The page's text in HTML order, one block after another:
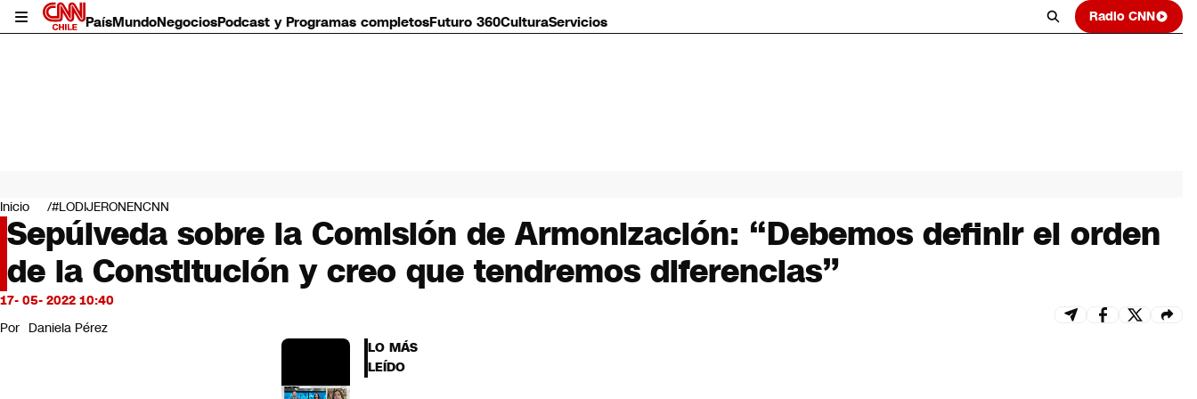
PaísMundoNegociosPodcast y Programas completosFuturo 360CulturaServicios Radio CNN
Mundo
Negocios
Deportes
Programas completos
Cultura
Servicios
Bits
CNN Data
Inicio #LODIJERONENCNN
Sepúlveda sobre la Comisión de Armonización: “Debemos definir el orden
de la Constitución y creo que tendremos diferencias”
17- 05- 2022 10:40
Por Daniela Pérez
LO MÁS
LEÍDO